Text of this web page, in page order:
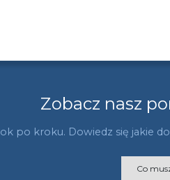
Zobacz nasz
po kroku. Dowiedz się jakie
Co